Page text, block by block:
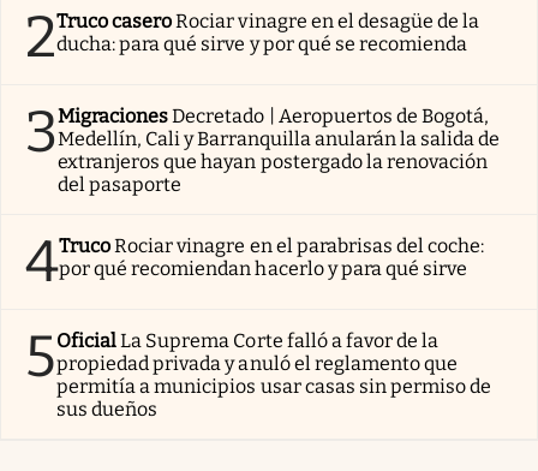
2Truco caseroRociar vinagre en el desagüe de la
ducha: para qué sirve y por qué se recomienda
3MigracionesDecretado | Aeropuertos de Bogotá,
Medellín, Cali y Barranquilla anularán la salida de
extranjeros que hayan postergado la renovación
del pasaporte
4TrucoRociar vinagre en el parabrisas del coche:
por qué recomiendan hacerlo y para qué sirve
5OficialLa Suprema Corte falló a favor de la
propiedad privada y anuló el reglamento que
permitía a municipios usar casas sin permiso de
sus dueños